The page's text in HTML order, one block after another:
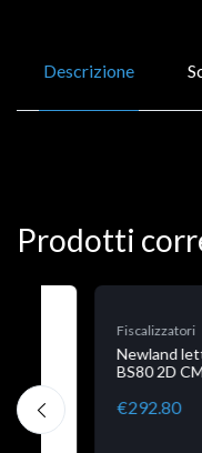
Descrizione
Prodotti
Fiscalizzatori
Newland lettore
BS80 2D CMOS
€292.80